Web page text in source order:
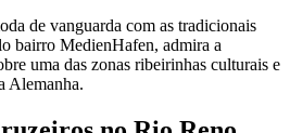
de vanguarda com as tradicionais
bairro MedienHafen, admira a
uma das zonas ribeirinhas culturais e
Alemanha.